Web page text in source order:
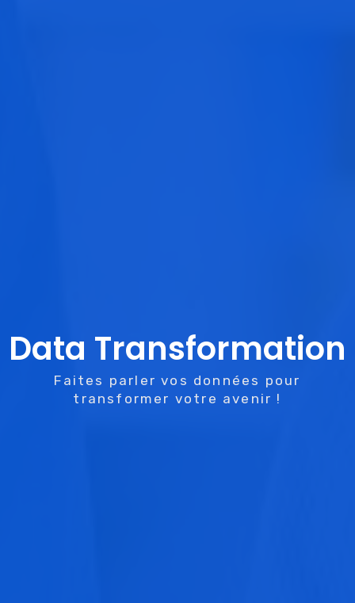
Data Transformation
Faites parler vos données pour
transformer votre avenir !